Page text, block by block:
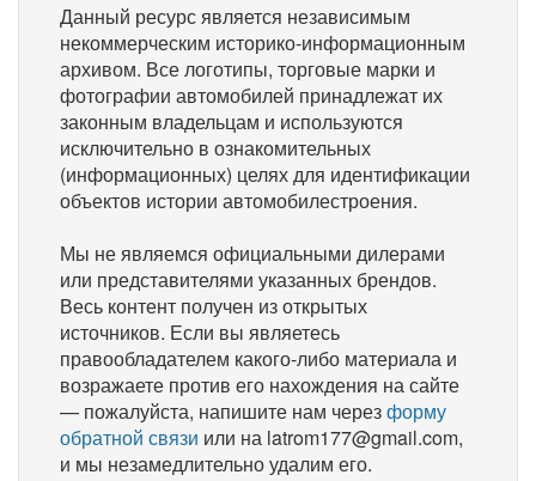
Данный ресурс является независимым
некоммерческим историко-информационным
архивом. Все логотипы, торговые марки и
фотографии автомобилей принадлежат их
законным владельцам и используются
исключительно в ознакомительных
(информационных) целях для идентификации
объектов истории автомобилестроения.
Мы не являемся официальными дилерами
или представителями указанных брендов.
Весь контент получен из открытых
источников. Если вы являетесь
правообладателем какого-либо материала и
возражаете против его нахождения на сайте
— пожалуйста, напишите нам черезформу
обратной связи или на latrom177@gmail.com,
и мы незамедлительно удалим его.